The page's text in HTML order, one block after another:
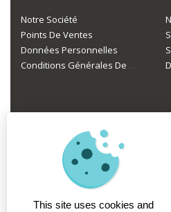
Notre Société
Points De Ventes
Données Personnelles
Conditions Générales De Ventes
Je Ne Suis Pas Un Professionnel, Puis-Je Acheter Du Matériel Chez Vous ?
This site uses cookies and